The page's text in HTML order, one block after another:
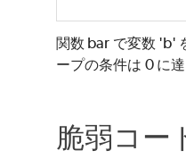
関数 bar で変数 'b'
ープの条件は 0 に
脆弱コー